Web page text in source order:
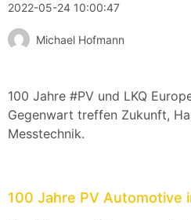
2022-05-24 10:00:47
Michael Hofmann
100 Jahre #PV und LKQ
Gegenwart treffen Zukunft,
Messtechnik.
100 Jahre PV Automotive